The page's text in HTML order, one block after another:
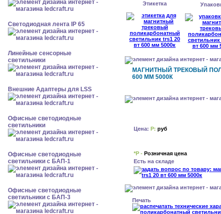
Светодиодная лента IP 65
Линейные сенсорные
светильники
Внешние Адаптеры для LSS
Офисные светодиодные
светильники
Офисные светодиодные
светильники с БАП-1
Офисные светодиодные
светильники с БАП-3
Этикетка
МАГНИТНЫЙ ТРЕКОВЫЙ
600 ММ 5000К
Цена: Р: руб
*Р - Розничная цена
Есть на складе
Печать